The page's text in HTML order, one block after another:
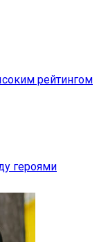
рейтингом
героями